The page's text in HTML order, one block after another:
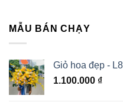
MẪU BÁN CHẠY
Giỏ hoa đẹp -
1.100.000 ₫